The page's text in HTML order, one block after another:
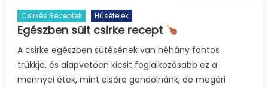
Csirkés Receptek Húsételek
Egészben sült csirke recept
A csirke egészben sütésének van néhány fontos
trükkje, és alapvetően kicsit foglalkozósabb ez a
mennyei étek, mint elsőre gondolnánk, de megéri